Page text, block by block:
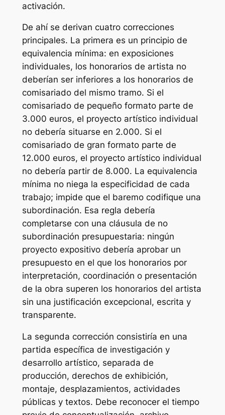
activación.
De ahí se derivan cuatro correcciones
principales. La primera es un principio de
equivalencia mínima: en exposiciones
individuales, los honorarios de artista no
deberían ser inferiores a los honorarios de
comisariado del mismo tramo. Si el
comisariado de pequeño formato parte de
3.000 euros, el proyecto artístico individual
no debería situarse en 2.000. Si el
comisariado de gran formato parte de
12.000 euros, el proyecto artístico individual
no debería partir de 8.000. La equivalencia
mínima no niega la especificidad de cada
trabajo; impide que el baremo codifique una
subordinación. Esa regla debería
completarse con una cláusula de no
subordinación presupuestaria: ningún
proyecto expositivo debería aprobar un
presupuesto en el que los honorarios por
interpretación, coordinación o presentación
de la obra superen los honorarios del artista
sin una justificación excepcional, escrita y
transparente.
La segunda corrección consistiría en una
partida específica de investigación y
desarrollo artístico, separada de
producción, derechos de exhibición,
montaje, desplazamientos, actividades
públicas y textos. Debe reconocer el tiempo